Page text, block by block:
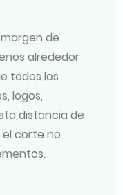
de
alrededor
todos los
logos,
distancia de
el corte no